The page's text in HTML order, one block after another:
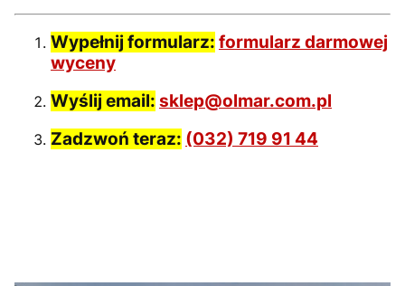
Wypełnij formularz: formularz darmowej
wyceny
Wyślij email: sklep@olmar.com.pl
Zadzwoń teraz: (032) 719 91 44